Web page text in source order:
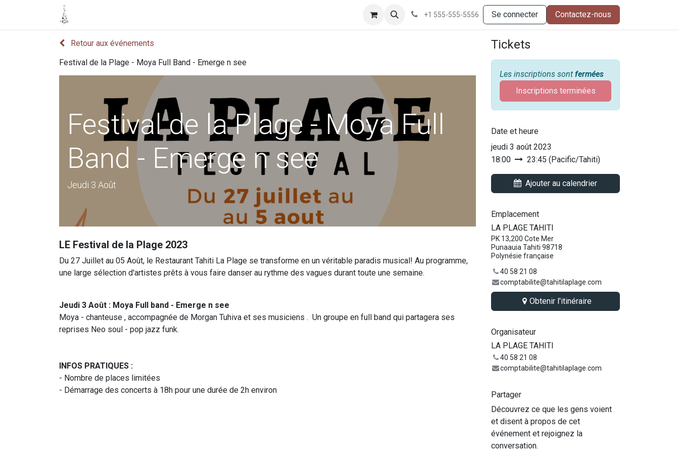
+1 555-555-5556 Se connecter Contactez-nous
Retour aux événements
Festival de la Plage - Moya Full Band - Emerge n see
Festival de la Plage - Moya Full
Band - Emerge n see
Jeudi 3 Août
LE Festival de la Plage 2023
Du 27 Juillet au 05 Août, le Restaurant Tahiti La Plage se transforme en un véritable paradis musical! Au programme,
une large sélection d'artistes prêts à vous faire danser au rythme des vagues durant toute une semaine.
Jeudi 3 Août : Moya Full band - Emerge n see
Moya - chanteuse , accompagnée de Morgan Tuhiva et ses musiciens . Un groupe en full band qui partagera ses
reprises Neo soul - pop jazz funk.
INFOS PRATIQUES :
- Nombre de places limitées
- Démarrage des concerts à 18h pour une durée de 2h environ
Tickets
Les inscriptions sont fermées
Inscriptions terminées
Date et heure
jeudi 3 août 2023
18:00
23:45 (Pacific/Tahiti)
Ajouter au calendrier
Emplacement
LA PLAGE TAHITI
PK 13,200 Cote Mer
Punaauia Tahiti 98718
Polynésie française
40 58 21 08
comptabilite@tahitilaplage.com
Obtenir l'itinéraire
Organisateur
LA PLAGE TAHITI
40 58 21 08
comptabilite@tahitilaplage.com
Partager
Découvrez ce que les gens voient
et disent à propos de cet
événement et rejoignez la
conversation.